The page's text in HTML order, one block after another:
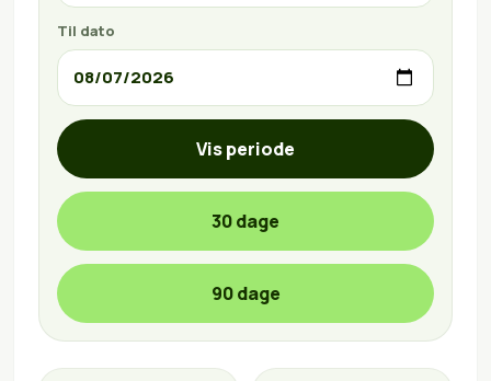
Til dato
Vis periode
30 dage
90 dage